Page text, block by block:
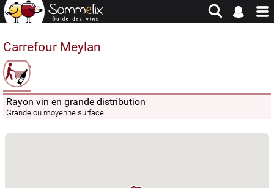
Carrefour Meylan
Rayon vin en grande distribution
Grande ou moyenne surface.
Site en jachère - Pour historique et consultation uniquement